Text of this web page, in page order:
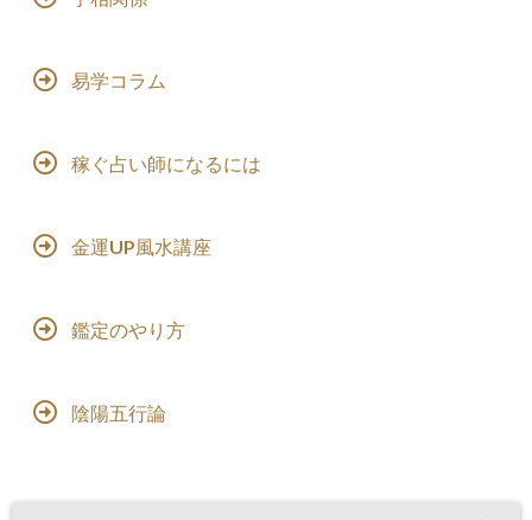
易学コラム
稼ぐ占い師になるには
金運UP風水講座
鑑定のやり方
陰陽五行論